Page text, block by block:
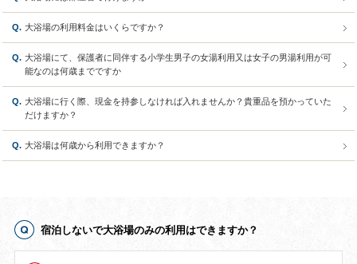
Q. 大浴場の利用料金はいくらですか？
Q. 大浴場にて、保護者に同伴する小学生男子の女湯利用又は女子の男湯利用が可
能なのは何歳までですか
Q. 大浴場に行く際、現金を持参しなければ入れませんか？貴重品を預かっていた
だけますか？
Q. 大浴場は何歳から利用できますか？
宿泊しないで大浴場のみの利用はできますか？